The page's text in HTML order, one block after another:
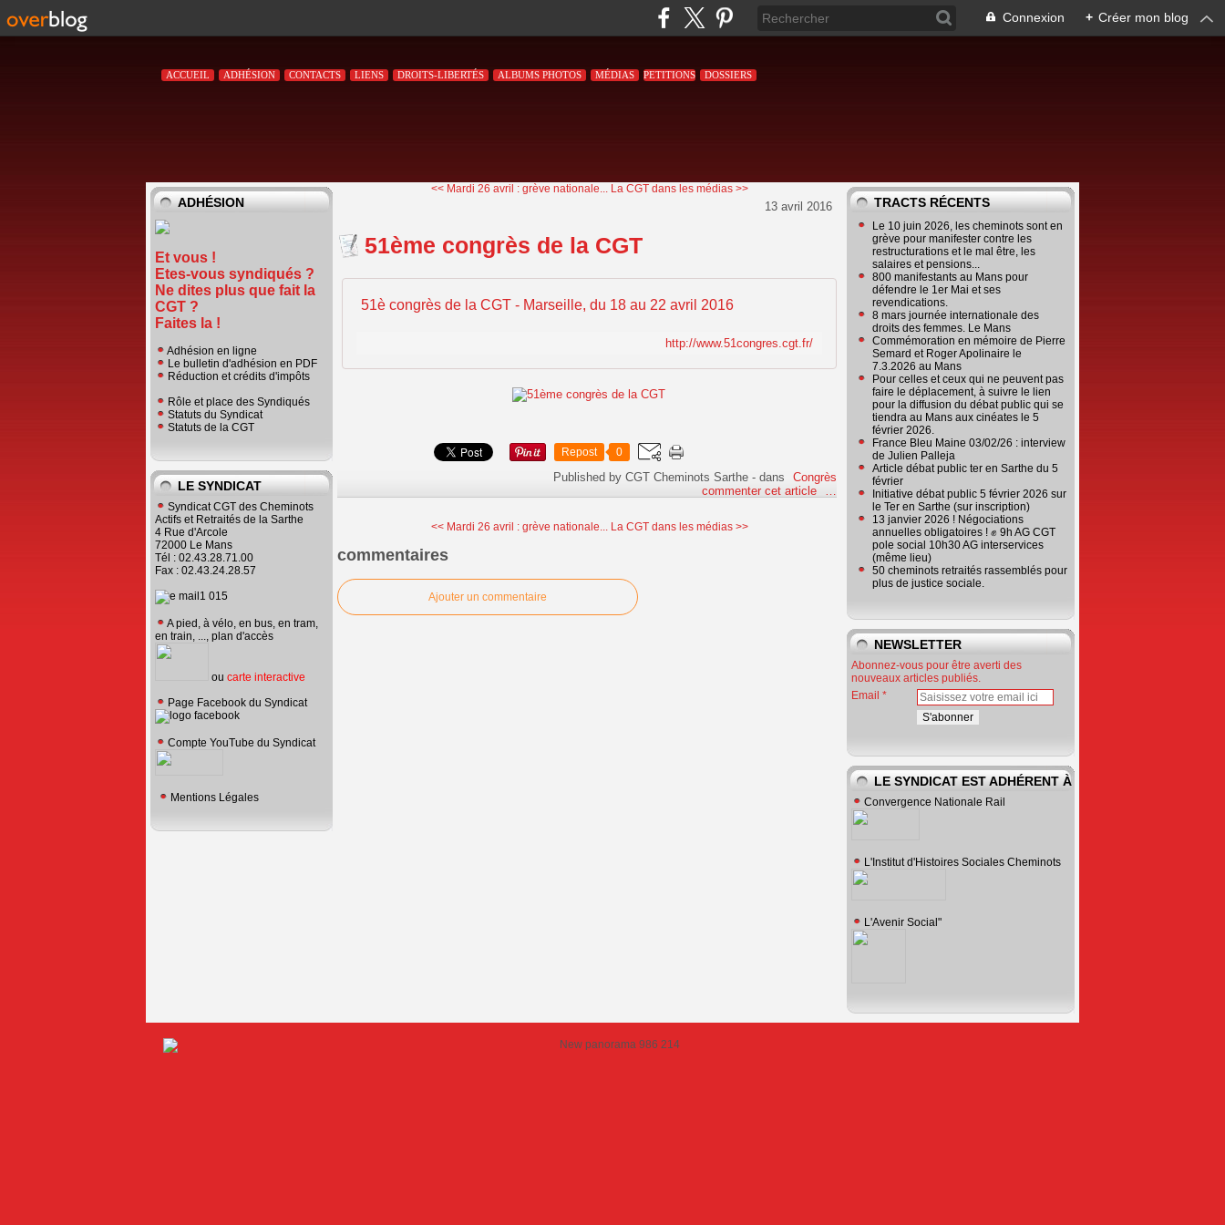
Connexion + Créer mon blog
ACCUEIL ADHÉSION CONTACTS LIENS DROITS-LIBERTÉS ALBUMS PHOTOS MÉDIAS PETITIONS DOSSIERS
ADHÉSION
Et vous !
Etes-vous syndiqués ?
Ne dites plus que fait la
CGT ?
Faites la !
Adhésion en ligne
Le bulletin d'adhésion en PDF
Réduction et crédits d'impôts
Rôle et place des Syndiqués
Statuts du Syndicat
Statuts de la CGT
LE SYNDICAT
Syndicat CGT des Cheminots
Actifs et Retraités de la Sarthe
4 Rue d'Arcole
72000 Le Mans
Tél : 02.43.28.71.00
Fax : 02.43.24.28.57
A pied, à vélo, en bus, en tram,
en train, ..., plan d'accès
ou carte interactive
Page Facebook du Syndicat
Compte YouTube du Syndicat
Mentions Légales
<< Mardi 26 avril : grève nationale... La CGT dans les médias >>
13 avril 2016
51ème congrès de la CGT
51è congrès de la CGT - Marseille, du 18 au 22 avril 2016
http://www.51congres.cgt.fr/
Repost 0
Published by CGT Cheminots Sarthe - dans
Congrès
commenter cet article
<< Mardi 26 avril : grève nationale... La CGT dans les médias >>
commentaires
Ajouter un commentaire
TRACTS RÉCENTS
Le 10 juin 2026, les cheminots sont en
grève pour manifester contre les
restructurations et le mal être, les
salaires et pensions...
800 manifestants au Mans pour
défendre le 1er Mai et ses
revendications.
8 mars journée internationale des
droits des femmes. Le Mans
Commémoration en mémoire de Pierre
Semard et Roger Apolinaire le
7.3.2026 au Mans
Pour celles et ceux qui ne peuvent pas
faire le déplacement, à suivre le lien
pour la diffusion du débat public qui se
tiendra au Mans aux cinéates le 5
février 2026.
France Bleu Maine 03/02/26 : interview
de Julien Palleja
Article débat public ter en Sarthe du 5
février
Initiative débat public 5 février 2026 sur
le Ter en Sarthe (sur inscription)
13 janvier 2026 ! Négociations
annuelles obligatoires ! ✊ 9h AG CGT
pole social 10h30 AG interservices
(même lieu)
50 cheminots retraités rassemblés pour
plus de justice sociale.
NEWSLETTER
Abonnez-vous pour être averti des
nouveaux articles publiés.
Email
LE SYNDICAT EST ADHÉRENT À
Convergence Nationale Rail
L'Institut d'Histoires Sociales Cheminots
L'Avenir Social"